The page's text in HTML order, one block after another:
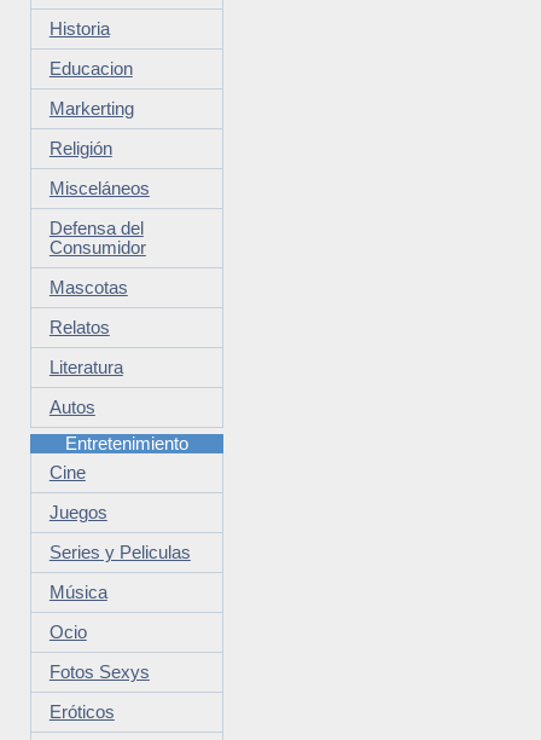
Historia
Educacion
Markerting
Religión
Misceláneos
Defensa del
Consumidor
Mascotas
Relatos
Literatura
Autos
Entretenimiento
Cine
Juegos
Series y Peliculas
Música
Ocio
Fotos Sexys
Eróticos